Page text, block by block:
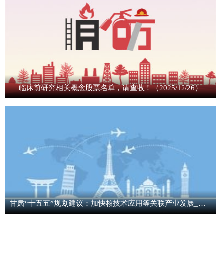
临床前研究相关概念股票名单，请查收！（2025/12/26）
甘肃“十五五”规划建议：加快核技术应用等关联产业发展_焦点